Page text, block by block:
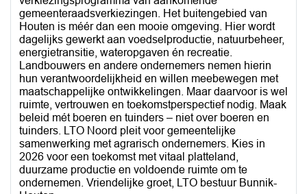
gemeenteraadsverkiezingen. Het buitengebied van
Houten is méér dan een mooie omgeving. Hier wordt
dagelijks gewerkt aan voedselproductie, natuurbeheer,
energietransitie, wateropgaven én recreatie.
Landbouwers en andere ondernemers nemen hierin
hun verantwoordelijkheid en willen meebewegen met
maatschappelijke ontwikkelingen. Maar daarvoor is wel
ruimte, vertrouwen en toekomstperspectief nodig. Maak
beleid mét boeren en tuinders – niet over boeren en
tuinders. LTO Noord pleit voor gemeentelijke
samenwerking met agrarisch ondernemers. Kies in
2026 voor een toekomst met vitaal platteland,
duurzame productie en voldoende ruimte om te
ondernemen. Vriendelijke groet, LTO bestuur Bunnik-